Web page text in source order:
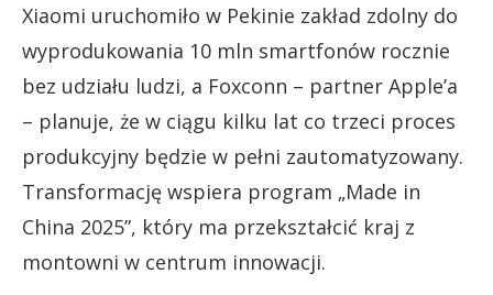
Xiaomi uruchomiło w Pekinie zakład zdolny do
wyprodukowania 10 mln smartfonów rocznie
bez udziału ludzi, a Foxconn – partner Apple’a
– planuje, że w ciągu kilku lat co trzeci proces
produkcyjny będzie w pełni zautomatyzowany.
Transformację wspiera program „Made in
China 2025”, który ma przekształcić kraj z
montowni w centrum innowacji.